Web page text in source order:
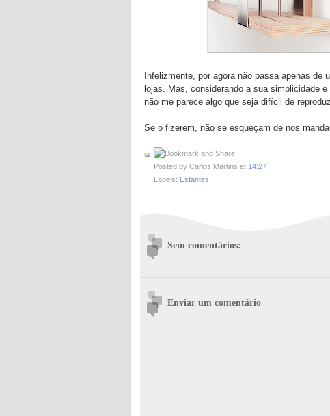
Infelizmente, por agora não passa apenas de
lojas. Mas, considerando a sua simplicidade
não me parece algo que seja difícil de
Se o fizerem, não se esqueçam de nos
Posted by Carlos Martins at 14:27
Labels: Estantes
Sem comentários:
Enviar um comentário